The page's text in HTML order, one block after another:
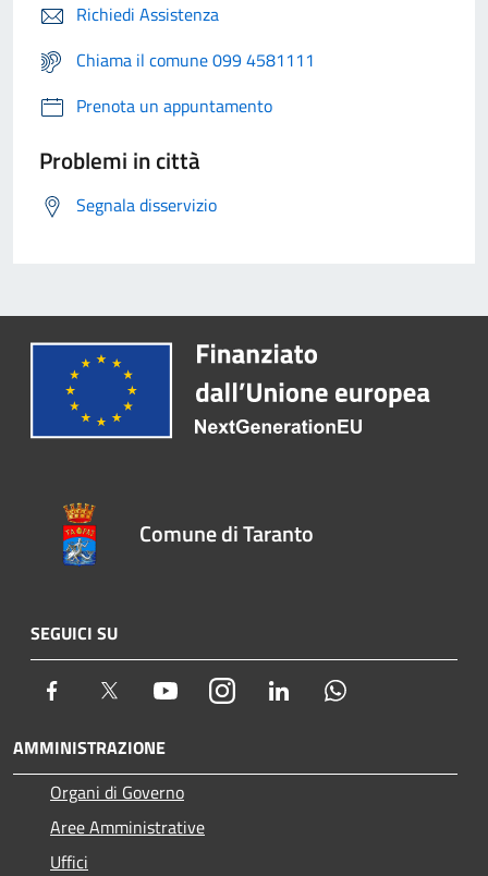
Richiedi Assistenza
Chiama il comune 099 4581111
Prenota un appuntamento
Problemi in città
Segnala disservizio
Comune di Taranto
SEGUICI SU
Facebook Twitter YoutubeInstagram LinkedIn
AMMINISTRAZIONE
Organi di Governo
Aree Amministrative
Uffici